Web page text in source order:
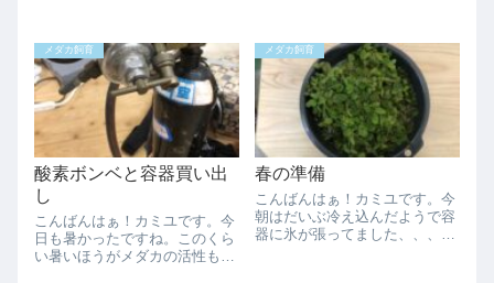
完全に忘れたのは初めてです。
昨日と昨日の記事を併せます。
まずは昨日ですがマリンブルー
×松井ヒレ長白幹之のF1...
のにドタバタしてるのはなんで
でしょうかね？年末は２５日が
最終日で休みが長い！やった
ー！とか思ってたので...
メダカ飼育
酸素ボンベと容器買い出
し
こんばんはぁ！カミユです。今
日も暑かったですね。このくら
い暑いほうがメダカの活性も上
メダカ飼育
春の準備
こんばんはぁ！カミユです。今
朝はだいぶ冷え込んだようで容
器に氷が張ってました、、、薄